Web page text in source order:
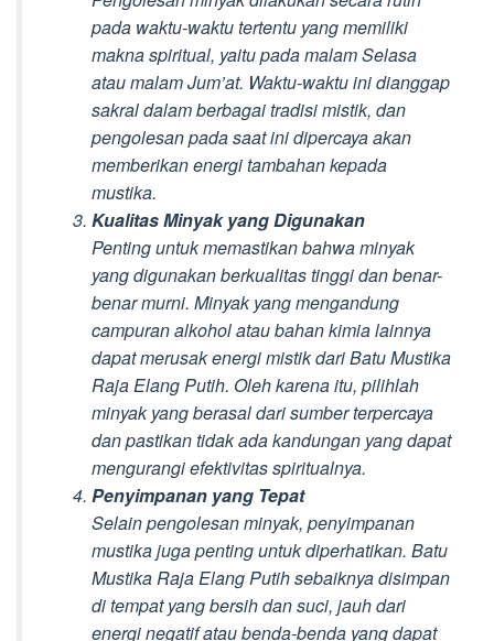
pada waktu-waktu tertentu yang memiliki
makna spiritual, yaitu pada malam Selasa
atau malam Jum’at. Waktu-waktu ini dianggap
sakral dalam berbagai tradisi mistik, dan
pengolesan pada saat ini dipercaya akan
memberikan energi tambahan kepada
mustika.
Kualitas Minyak yang Digunakan
Penting untuk memastikan bahwa minyak
yang digunakan berkualitas tinggi dan benar-
benar murni. Minyak yang mengandung
campuran alkohol atau bahan kimia lainnya
dapat merusak energi mistik dari Batu Mustika
Raja Elang Putih. Oleh karena itu, pilihlah
minyak yang berasal dari sumber terpercaya
dan pastikan tidak ada kandungan yang dapat
mengurangi efektivitas spiritualnya.
Penyimpanan yang Tepat
Selain pengolesan minyak, penyimpanan
mustika juga penting untuk diperhatikan. Batu
Mustika Raja Elang Putih sebaiknya disimpan
di tempat yang bersih dan suci, jauh dari
energi negatif atau benda-benda yang dapat